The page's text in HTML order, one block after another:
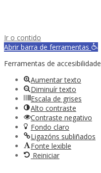
Ir o contido
Abrir barra de ferramentas
Ferramentas de accesibilidade
Aumentar texto
Diminuír texto
Escala de grises
Alto contraste
Contraste negativo
Fondo claro
Ligazóns subliñados
Fonte lexible
Reiniciar